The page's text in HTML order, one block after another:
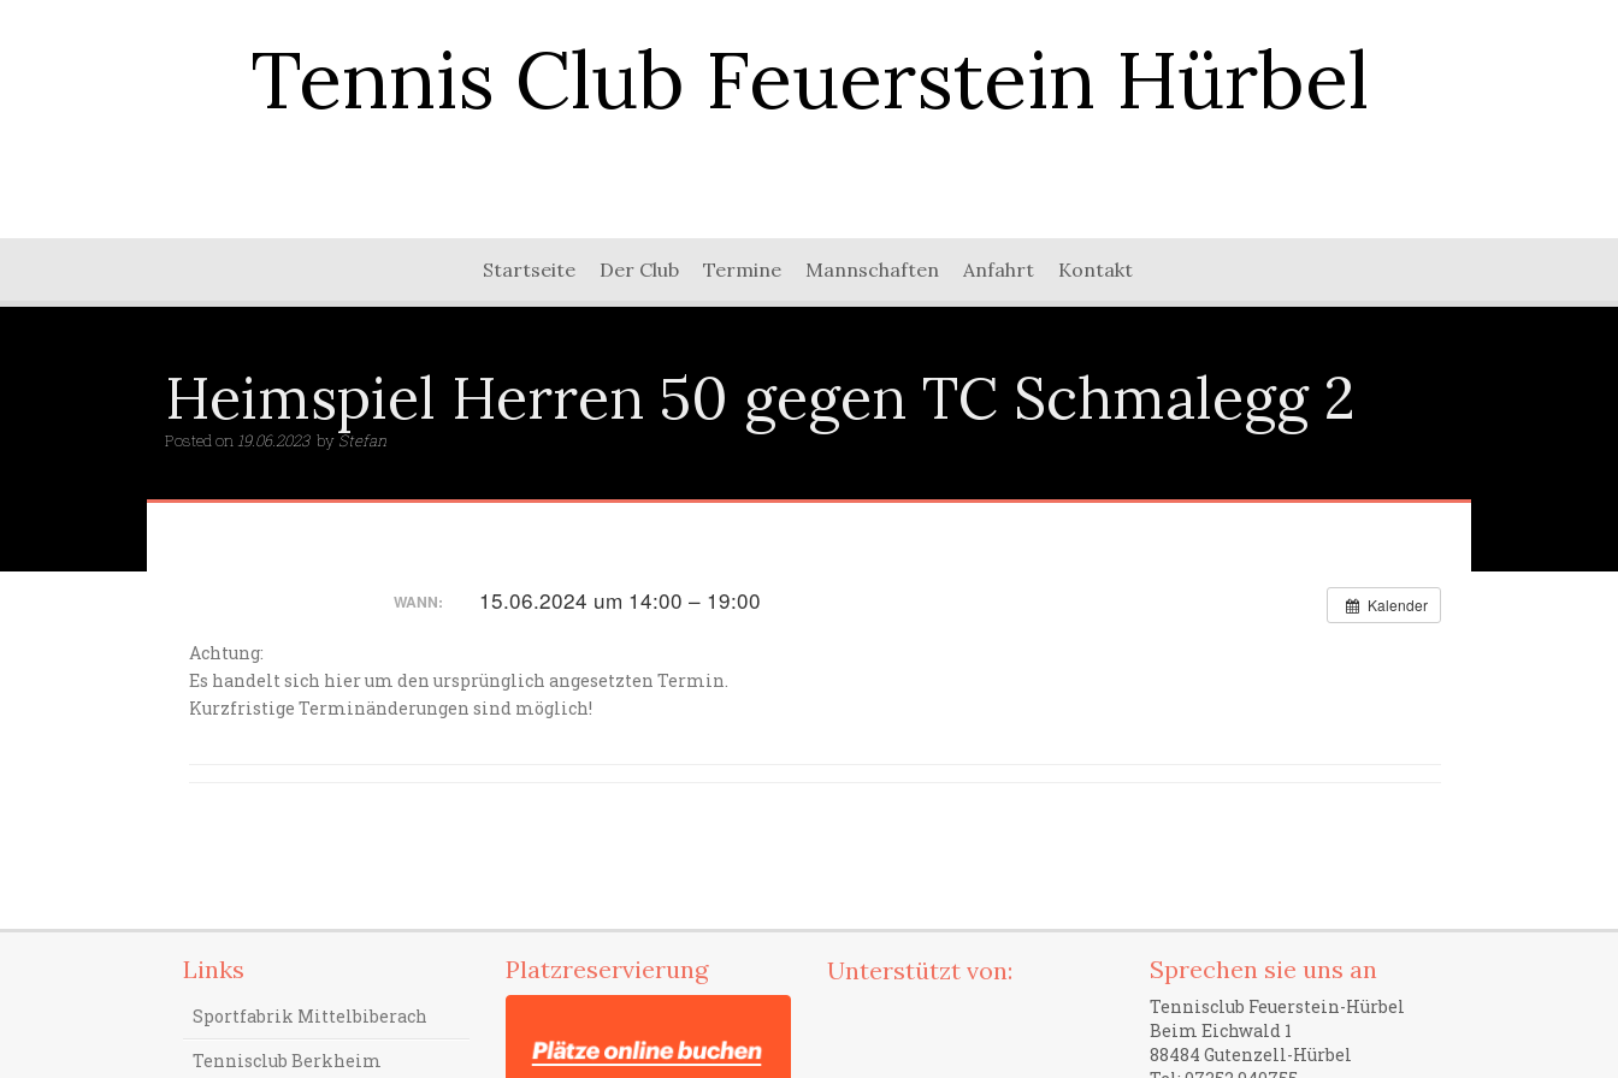
Tennis Club Feuerstein Hürbel
Startseite Der Club Termine Mannschaften Anfahrt Kontakt
Heimspiel Herren 50 gegen TC Schmalegg 2
Posted on 19.06.2023 byStefan
Kalender
WANN: 15.06.2024 um 14:00 – 19:00
Achtung:
Es handelt sich hier um den ursprünglich angesetzten Termin.
Kurzfristige Terminänderungen sind möglich!
Links
Sportfabrik Mittelbiberach
Tennisclub Berkheim
Platzreservierung Unterstützt von: Sprechen sie uns an
Tennisclub Feuerstein-Hürbel
Beim Eichwald 1
88484 Gutenzell-Hürbel